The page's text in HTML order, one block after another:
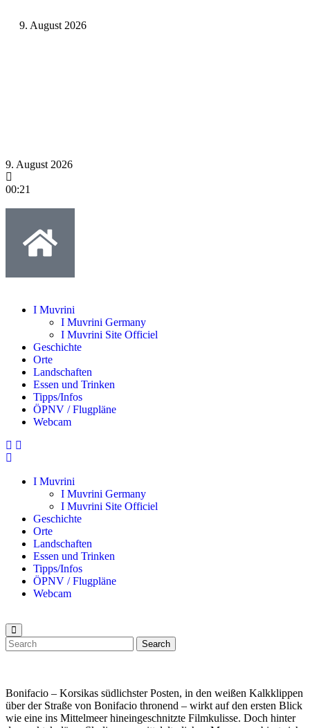
9. August 2026
9. August 2026
00:21
I Muvrini
I Muvrini Germany
I Muvrini Site Officiel
Geschichte
Orte
Landschaften
Essen und Trinken
Tipps/Infos
ÖPNV / Flugpläne
Webcam
I Muvrini
I Muvrini Germany
I Muvrini Site Officiel
Geschichte
Orte
Landschaften
Essen und Trinken
Tipps/Infos
ÖPNV / Flugpläne
Webcam
Search
Bonifacio – Korsikas südlichster Posten, in den weißen Kalkklippen
über der Straße von Bonifacio thronend – wirkt auf den ersten Blick
wie eine ins Mittelmeer hineingeschnitzte Filmkulisse. Doch hinter